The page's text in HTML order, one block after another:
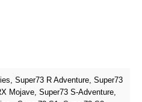
, Super73 R Adventure, Super73
Mojave, Super73 S-Adventure,